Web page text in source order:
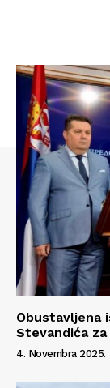
Info
O nama
Kontakt
Impressum
Obustavljena
Stevandića
4. Novembra 2025.